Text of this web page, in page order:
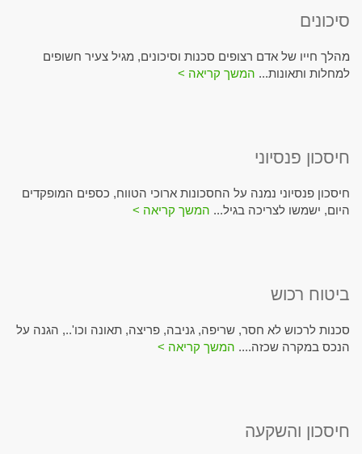
סיכונים
מהלך חייו של אדם רצופים סכנות וסיכונים, מגיל צעיר חשופים
למחלות ותאונות... המשך קריאה >
חיסכון פנסיוני
חיסכון פנסיוני נמנה על החסכונות ארוכי הטווח, כספים המופקדים
היום, ישמשו לצריכה בגיל... המשך קריאה >
ביטוח רכוש
סכנות לרכוש לא חסר, שריפה, גניבה, פריצה, תאונה וכו'.., הגנה על
הנכס במקרה שכזה.... המשך קריאה >
חיסכון והשקעה